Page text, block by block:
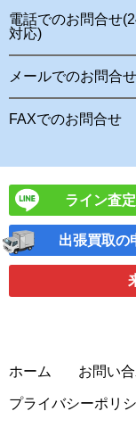
電話でのお問合せ
対応)
メールでのお問合せ
FAXでのお問合せ
ライン査定
出張買取の
ホーム お問い
プライバシーポリ